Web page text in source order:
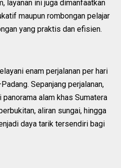
layanan ini juga dimanfaatkan
maupun rombongan pelajar
yang praktis dan efisien.
enam perjalanan per hari
Sepanjang perjalanan,
alam khas Sumatera
aliran sungai, hingga
daya tarik tersendiri bagi